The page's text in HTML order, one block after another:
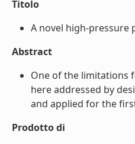
Titolo
A novel high-
Abstract
One of the limitations
here addressed by
and applied for the
Prodotto di